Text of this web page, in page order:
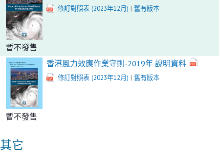
修訂對照表 (2023年12月) | 舊有版本
暫不發售
香港風力效應作業守則-2019年 說明資料
修訂對照表 (2023年12月) | 舊有版本
暫不發售
其它